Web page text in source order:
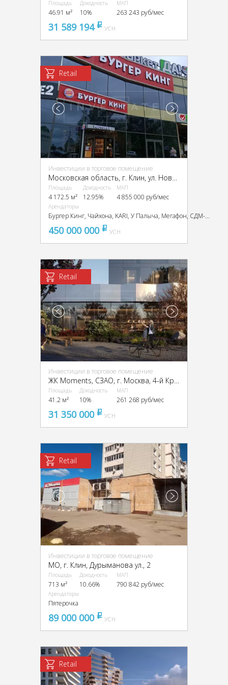
Площадь
46.91 м²
Доходность
10%
МАП
263 243 руб/мес
31 589 194 pуб
УСН
Retail
Инвестиции в торговое помещение
Площадь
4 172.5 м²
Доходность
12.95%
МАП
4 855 000 руб/мес
Арендаторы
Бургер Кинг, Чайхона, KARI, У Палыча, Мегафон, СДМ-банк и др.
450 000 000 pуб
УСН
Retail
Инвестиции в торговое помещение
ЖК Moments, CЗАО, г. Москва, 4-й Красногорский пр-д, 2/4с3
Площадь
41.2 м²
Доходность
10%
МАП
261 268 руб/мес
31 350 000 pуб
УСН
Retail
Инвестиции в торговое помещение
МО, г. Клин, Дурыманова ул., 2
Площадь
713 м²
Доходность
10.66%
МАП
790 842 руб/мес
Арендаторы
Пятерочка
89 000 000 pуб
УСН
Retail